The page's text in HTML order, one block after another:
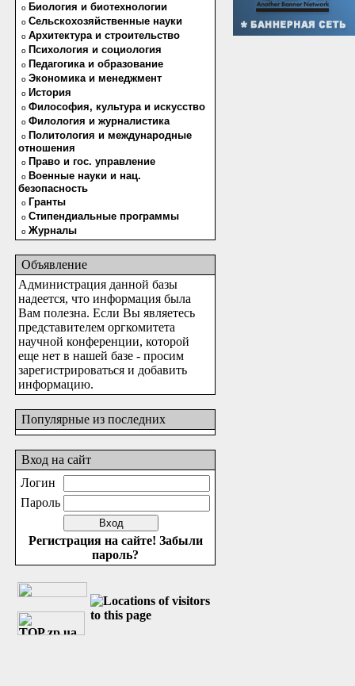
o Биология и биотехнологии
o Сельскохозяйственные науки
o Архитектура и строительство
o Психология и социология
o Педагогика и образование
o Экономика и менеджмент
o История
o Философия, культура и искусство
o Филология и журналистика
o Политология и международные
отношения
o Право и гос. управление
o Военные науки и нац.
безопасность
o Гранты
o Стипендиальные программы
o Журналы
Объявление
Администрация данной базы
надеется, что информация была
Вам полезна. Если Вы являетесь
представителем оргкомитета
научной конференции, которой
еще нет в нашей базе - просим
зарегистрироваться и добавить
информацию.
Популярные из последних
Вход на сайт
Логин
Пароль
Регистрация на сайте! Забыли
пароль?